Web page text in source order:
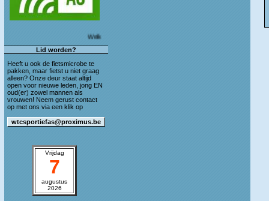
Welkom op de blog van WTC Sportief As!
Lid worden?
Heeft u ook de fietsmicrobe te
pakken, maar fietst u niet graag
alleen? Onze deur staat altijd
open voor nieuwe leden, jong EN
oud(er) zowel mannen als
vrouwen! Neem gerust contact
op met ons via een klik op
Vrijdag
7
augustus
2026